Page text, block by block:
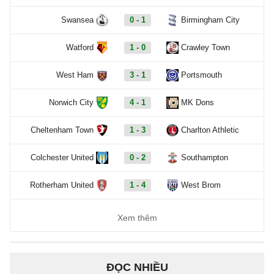
Swansea 0 - 1 Birmingham City
Watford 1 - 0 Crawley Town
West Ham 3 - 1 Portsmouth
Norwich City 4 - 1 MK Dons
Cheltenham Town 1 - 3 Charlton Athletic
Colchester United 0 - 2 Southampton
Rotherham United 1 - 4 West Brom
Xem thêm
ĐỌC NHIỀU